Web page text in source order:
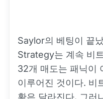
Saylor의 베팅이 끝
Strategy는 계속 비
32개 매도는 패닉이
이루어진 것이다. 비
황은 달라진다. 그러